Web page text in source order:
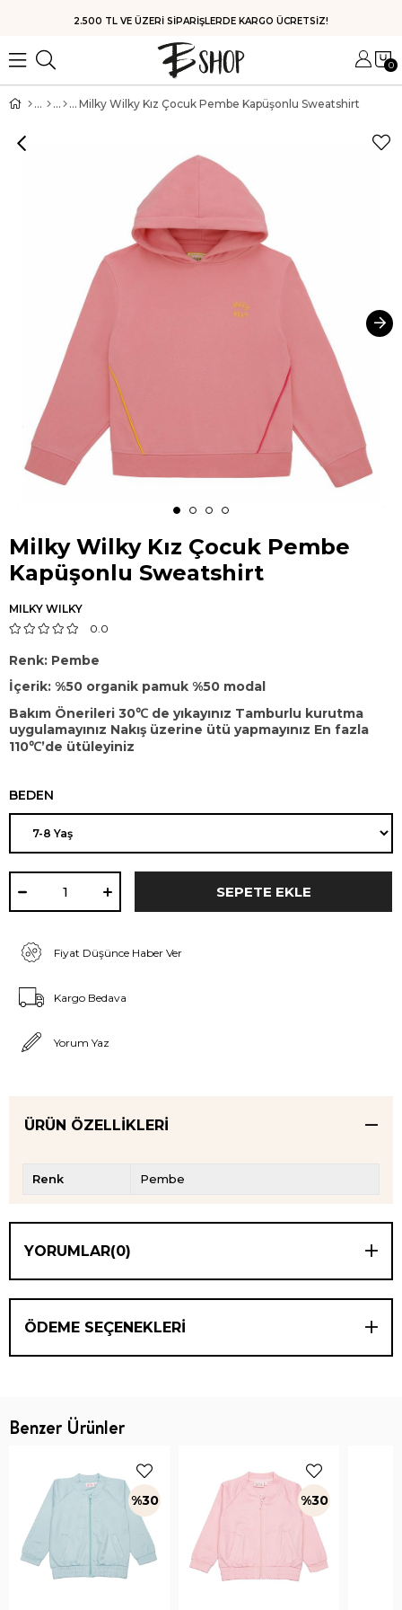
HIZLI KARGO
0
Milky Wilky Kız Çocuk Pembe Kapüşonlu Sweatshirt
Milky Wilky Kız Çocuk Pembe
Kapüşonlu Sweatshirt
MILKY WILKY
0.0
Renk: Pembe
İçerik: %50 organik pamuk %50 modal
Bakım Önerileri 30℃ de yıkayınız Tamburlu kurutma
uygulamayınız Nakış üzerine ütü yapmayınız En fazla
110℃’de ütüleyiniz
BEDEN
Fiyat Düşünce Haber Ver
Kargo Bedava
Yorum Yaz
ÜRÜN ÖZELLIKLERI
Renk Pembe
YORUMLAR(0)
ÖDEME SEÇENEKLERI
Benzer Ürünler
%30 %30